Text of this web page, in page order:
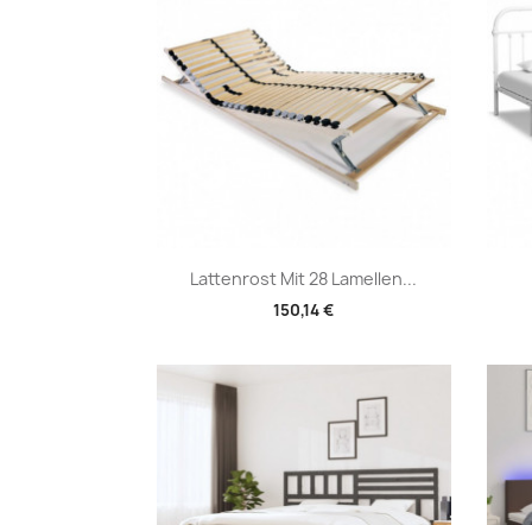
Lattenrost Mit 28 Lamellen...
150,14 €
Vorschau